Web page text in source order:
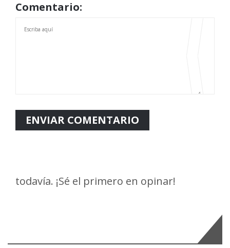
Comentario:
todavía. ¡Sé el primero en opinar!